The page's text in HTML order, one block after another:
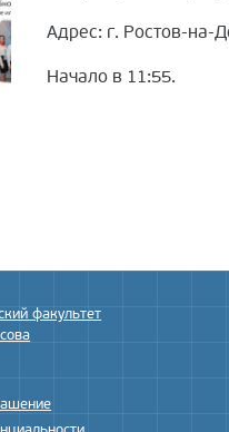
Адрес: г. Ростов-на-
Начало в 11:55.
факультет